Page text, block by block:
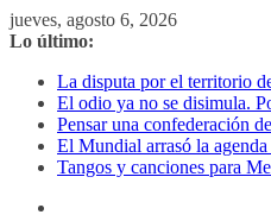
Saltar
al
jueves, agosto 6, 2026
Lo último:
La disputa por el territorio
El odio ya no se disimula.
Pensar una confederación
El Mundial arrasó la
Tangos y canciones para